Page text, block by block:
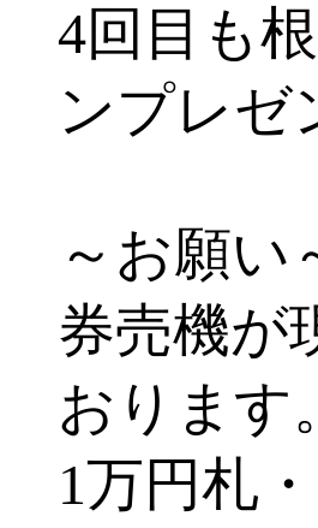
4回目も
ンプレゼ
～お願い
券売機が
おります。
1万円札